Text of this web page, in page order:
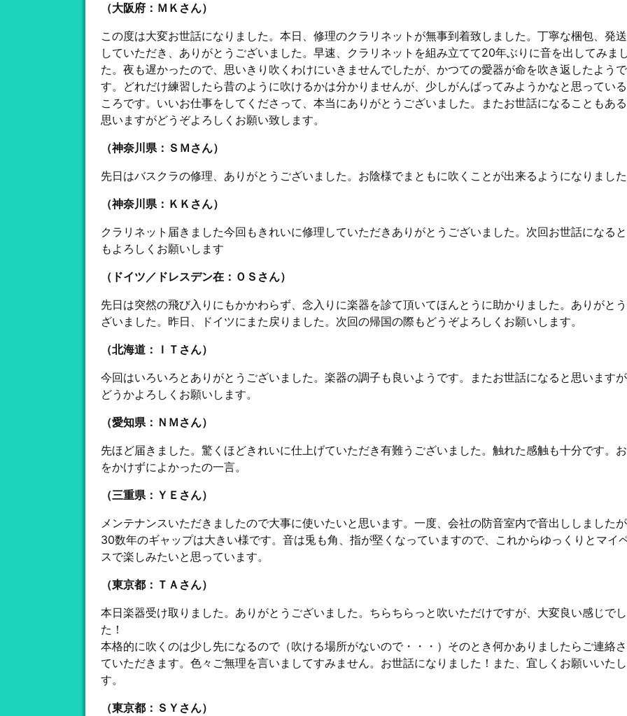
（大阪府：ＭＫさん）
この度は大変お世話になりました。本日、修理のクラリネットが無事到着致しました。丁寧な梱包、発
していただき、ありがとうございました。早速、クラリネットを組み立てて20年ぶりに音を出してみま
た。夜も遅かったので、思いきり吹くわけにいきませんでしたが、かつての愛器が命を吹き返したようで
す。どれだけ練習したら昔のように吹けるかは分かりませんが、少しがんばってみようかなと思ってい
ころです。いいお仕事をしてくださって、本当にありがとうございました。またお世話になることもあ
思いますがどうぞよろしくお願い致します。
（神奈川県：ＳＭさん）
先日はバスクラの修理、ありがとうございました。お陰様でまともに吹くことが出来るようになりました
（神奈川県：ＫＫさん）
クラリネット届きました今回もきれいに修理していただきありがとうございました。次回お世話になる
もよろしくお願いします
（ドイツ／ドレスデン在：ＯＳさん）
先日は突然の飛び入りにもかかわらず、念入りに楽器を診て頂いてほんとうに助かりました。ありがと
ざいました。昨日、ドイツにまた戻りました。次回の帰国の際もどうぞよろしくお願いします。
（北海道：ＩＴさん）
今回はいろいろとありがとうございました。楽器の調子も良いようです。またお世話になると思いますが
どうかよろしくお願いします。
（愛知県：ＮＭさん）
先ほど届きました。驚くほどきれいに仕上げていただき有難うございました。触れた感触も十分です。
をかけずによかったの一言。
（三重県：ＹＥさん）
メンテナンスいただきましたので大事に使いたいと思います。一度、会社の防音室内で音出ししましたが
30数年のギャップは大きい様です。音は兎も角、指が堅くなっていますので、これからゆっくりとマイ
スで楽しみたいと思っています。
（東京都：ＴＡさん）
本日楽器受け取りました。ありがとうございました。ちらちらっと吹いただけですが、大変良い感じでし
た！
本格的に吹くのは少し先になるので（吹ける場所がないので・・・）そのとき何かありましたらご連絡
ていただきます。色々ご無理を言いましてすみません。お世話になりました！また、宜しくお願いいたし
す。
（東京都：ＳＹさん）